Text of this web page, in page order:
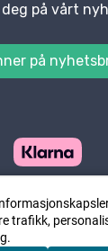
trafikk,
på vårt
på